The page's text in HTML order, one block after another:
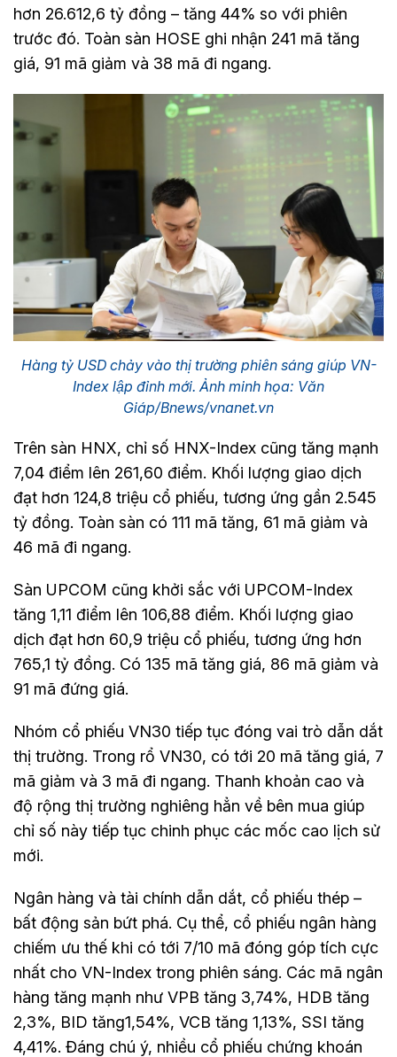
hơn 26.612,6 tỷ đồng – tăng 44% so với phiên
trước đó. Toàn sàn HOSE ghi nhận 241 mã tăng
giá, 91 mã giảm và 38 mã đi ngang.
Hàng tỷ USD chảy vào thị trường phiên sáng giúp VN-
Index lập đỉnh mới. Ảnh minh họa: Văn
Giáp/Bnews/vnanet.vn
Trên sàn HNX, chỉ số HNX-Index cũng tăng mạnh
7,04 điểm lên 261,60 điểm. Khối lượng giao dịch
đạt hơn 124,8 triệu cổ phiếu, tương ứng gần 2.545
tỷ đồng. Toàn sàn có 111 mã tăng, 61 mã giảm và
46 mã đi ngang.
Sàn UPCOM cũng khởi sắc với UPCOM-Index
tăng 1,11 điểm lên 106,88 điểm. Khối lượng giao
dịch đạt hơn 60,9 triệu cổ phiếu, tương ứng hơn
765,1 tỷ đồng. Có 135 mã tăng giá, 86 mã giảm và
91 mã đứng giá.
Nhóm cổ phiếu VN30 tiếp tục đóng vai trò dẫn dắt
thị trường. Trong rổ VN30, có tới 20 mã tăng giá, 7
mã giảm và 3 mã đi ngang. Thanh khoản cao và
độ rộng thị trường nghiêng hẳn về bên mua giúp
chỉ số này tiếp tục chinh phục các mốc cao lịch sử
mới.
Ngân hàng và tài chính dẫn dắt, cổ phiếu thép –
bất động sản bứt phá. Cụ thể, cổ phiếu ngân hàng
chiếm ưu thế khi có tới 7/10 mã đóng góp tích cực
nhất cho VN-Index trong phiên sáng. Các mã ngân
hàng tăng mạnh như VPB tăng 3,74%, HDB tăng
2,3%, BID tăng1,54%, VCB tăng 1,13%, SSI tăng
4,41%. Đáng chú ý, nhiều cổ phiếu chứng khoán